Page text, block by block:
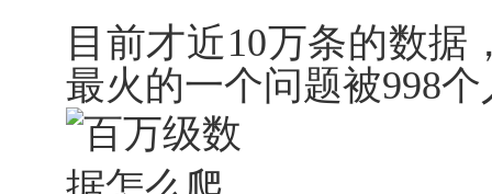
目前才近10万条的数
最火的一个问题被998